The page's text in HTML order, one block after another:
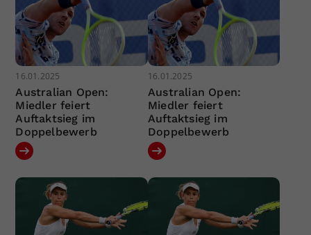
16.01.2025
Australian Open:
Miedler feiert
Auftaktsieg im
Doppelbewerb
16.01.2025
Australian Open:
Miedler feiert
Auftaktsieg im
Doppelbewerb